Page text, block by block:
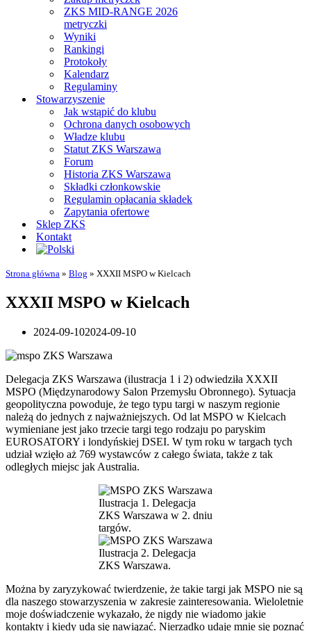
ZKS MID-RANGE 2026
metryczki
Wyniki
Rankingi
Protokoły
Kalendarz
Regulaminy
Stowarzyszenie
Jak wstąpić do klubu
Ochrona danych osobowych
Władze klubu
Statut ZKS Warszawa
Forum
Historia ZKS Warszawa
Składki członkowskie
Regulamin opłacania składek
Zapytania ofertowe
Sklep ZKS
Kontakt
Strona główna » Blog » XXXII MSPO w Kielcach
XXXII MSPO w Kielcach
2024-09-102024-09-10
Delegacja ZKS Warszawa (ilustracja 1 i 2) odwiedziła XXXII
MSPO (Międzynarodowy Salon Przemysłu Obronnego). Sytuacja
geopolityczna powoduje, że tego typu targi w naszym regionie
należą do jednych z najważniejszych. Od lat MSPO w Kielcach
wymieniane jest jako trzecie targi tego rodzaju po paryskim
EUROSATORY i londyńskiej DSEI. W tym roku w targach tych
udział wzięło aż 769 wystawców z całego świata, także z tak
odległych miejsc jak Australia.
Ilustracja 1. Delegacja
ZKS Warszawa w 2. dniu
targów.
Ilustracja 2. Delegacja
ZKS Warszawa.
Można by zaryzykować twierdzenie, że takie targi jak MSPO nie są
dla naszego stowarzyszenia w zakresie zainteresowania. Wieloletnie
moje doświadczenie wykazało, że nigdy nie wiadomo jakie
kontakty i kiedy uda się nawiązać. Nierzadko udaje mnie się poznać